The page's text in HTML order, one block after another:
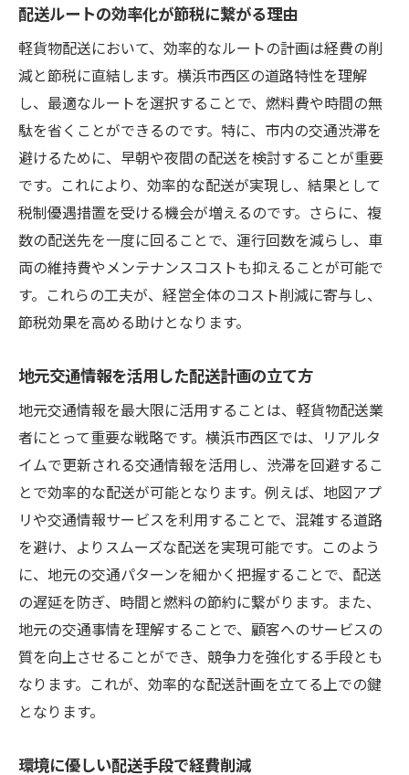
業務フロー改善がもたらす経費削減効果
配送業務効率化が生む新たなビジネスチャ
ンス
地元特性を活用した軽貨物配送の効率的節税術
横浜市西区の地理的特性を活かした配送プ
ラン
地域特性を反映した配送料の最適化方法
地域イベントを活用した広告戦略と節税効
果
地元文化を理解したサービス展開の重要性
地元特性を活かした効率的な税務管理
性
軽貨物配送業が知っておくべき横浜市西区での
節税のポイント
税務申告時に注意すべき地域特有のルール
節税効果を高めるための必要経費の考え方
地元行政との連携が生む税務優位性
節税のプロが教える地域特化型アドバイス
軽貨物配送業者が知るべき最新税制情報
横浜市西区での節税成功事例から学ぶ
配送コストを削減しながら賢く節税するための
ヒント
コスト削減と節税の両立を図る方法
配送ルートの効率化が節税に繋がる理由
軽貨物配送において、効率的なルートの計画は経費の削
減と節税に直結します。横浜市西区の道路特性を理解
し、最適なルートを選択することで、燃料費や時間の無
駄を省くことができるのです。特に、市内の交通渋滞を
避けるために、早朝や夜間の配送を検討することが重要
です。これにより、効率的な配送が実現し、結果として
税制優遇措置を受ける機会が増えるのです。さらに、複
数の配送先を一度に回ることで、運行回数を減らし、車
両の維持費やメンテナンスコストも抑えることが可能で
す。これらの工夫が、経営全体のコスト削減に寄与し、
節税効果を高める助けとなります。
地元交通情報を活用した配送計画の立て方
地元交通情報を最大限に活用することは、軽貨物配送業
者にとって重要な戦略です。横浜市西区では、リアルタ
イムで更新される交通情報を活用し、渋滞を回避するこ
とで効率的な配送が可能となります。例えば、地図アプ
リや交通情報サービスを利用することで、混雑する道路
を避け、よりスムーズな配送を実現可能です。このよう
に、地元の交通パターンを細かく把握することで、配送
の遅延を防ぎ、時間と燃料の節約に繋がります。また、
地元の交通事情を理解することで、顧客へのサービスの
質を向上させることができ、競争力を強化する手段とも
なります。これが、効率的な配送計画を立てる上での鍵
となります。
環境に優しい配送手段で経費削減